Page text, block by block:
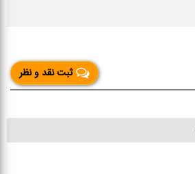
ثبت نقد و نظر